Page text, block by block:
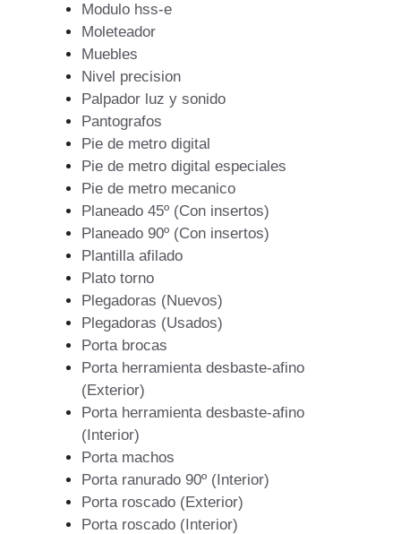
Modulo hss-e
Moleteador
Muebles
Nivel precision
Palpador luz y sonido
Pantografos
Pie de metro digital
Pie de metro digital especiales
Pie de metro mecanico
Planeado 45º (Con insertos)
Planeado 90º (Con insertos)
Plantilla afilado
Plato torno
Plegadoras (Nuevos)
Plegadoras (Usados)
Porta brocas
Porta herramienta desbaste-afino
(Exterior)
Porta herramienta desbaste-afino
(Interior)
Porta machos
Porta ranurado 90º (Interior)
Porta roscado (Exterior)
Porta roscado (Interior)